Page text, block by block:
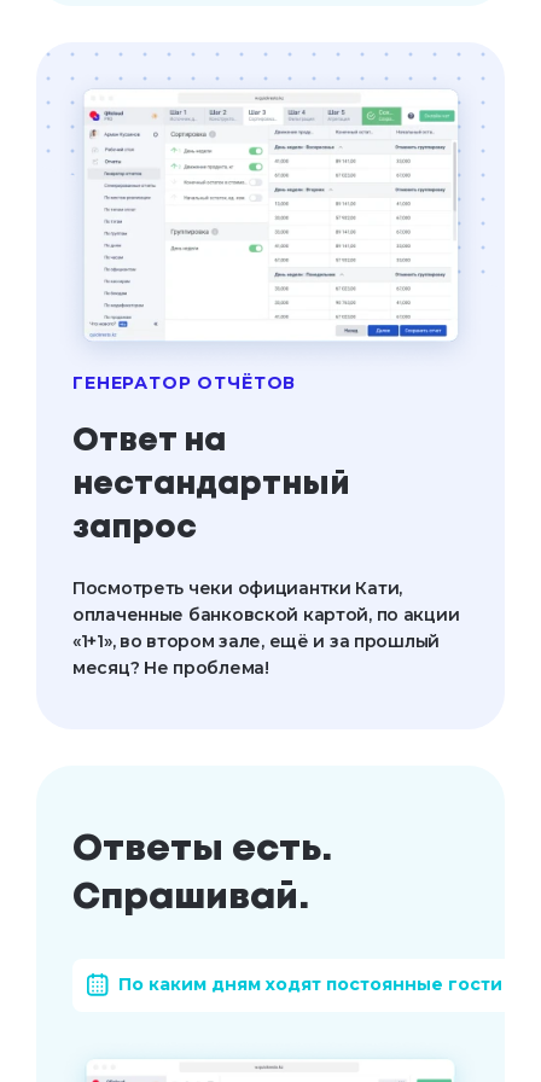
ГЕНЕРАТОР ОТЧЁТОВ
Ответ на
нестандартный
запрос
Посмотреть чеки официантки Кати,
оплаченные банковской картой, по акции
«1+1», во втором зале, ещё и за прошлый
месяц? Не проблема!
Ответы есть.
Спрашивай.
По каким дням ходят постоянные гости